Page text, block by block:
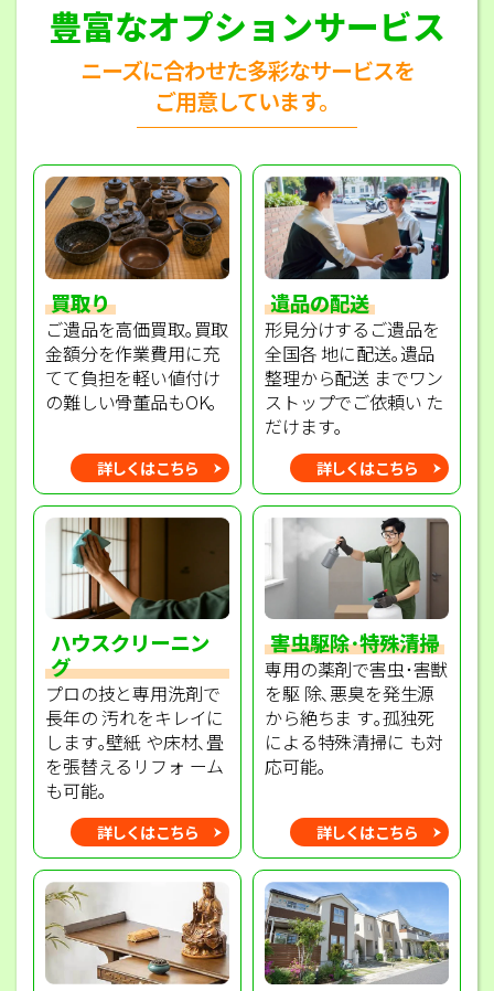
豊富なオプションサービス
ニーズに合わせた多彩なサービスを
ご用意しています。
買取り
ご遺品を高価買取｡買取
金額分を作業費用に充
てて負担を軽い値付け
の難しい骨董品もOK｡
詳しくはこちら
遺品の配送
形見分けするご遺品を
全国各 地に配送｡遺品
整理から配送 までワン
ストップでご依頼い た
だけます｡
詳しくはこちら
ハウスクリーニン
グ
プロの技と専用洗剤で
長年の 汚れをキレイに
します｡壁紙 や床材､畳
を張替えるリフォ ーム
も可能｡
詳しくはこちら
害虫駆除･特殊清掃
専用の薬剤で害虫･害獣
を駆 除､悪臭を発生源
から絶ちま す｡孤独死
による特殊清掃に も対
応可能｡
詳しくはこちら